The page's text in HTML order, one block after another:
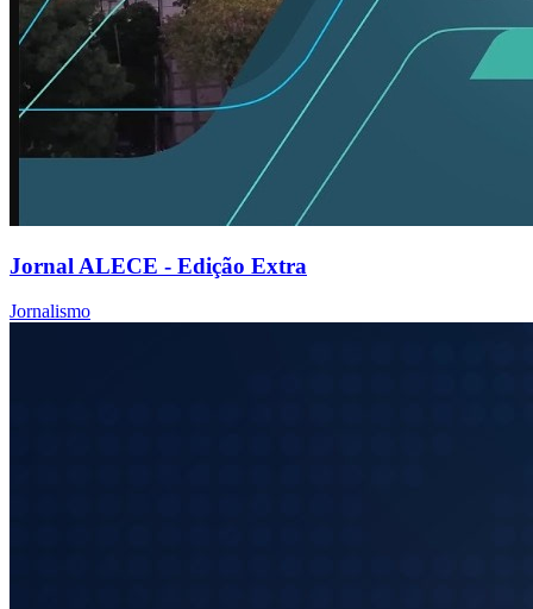
Jornal ALECE - Edição Extra
Jornalismo